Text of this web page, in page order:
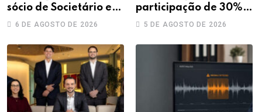
sócio de Societário e
M&A
6 DE AGOSTO DE 2026
participação de 30%
na Treecorp
5 DE AGOSTO DE 2026